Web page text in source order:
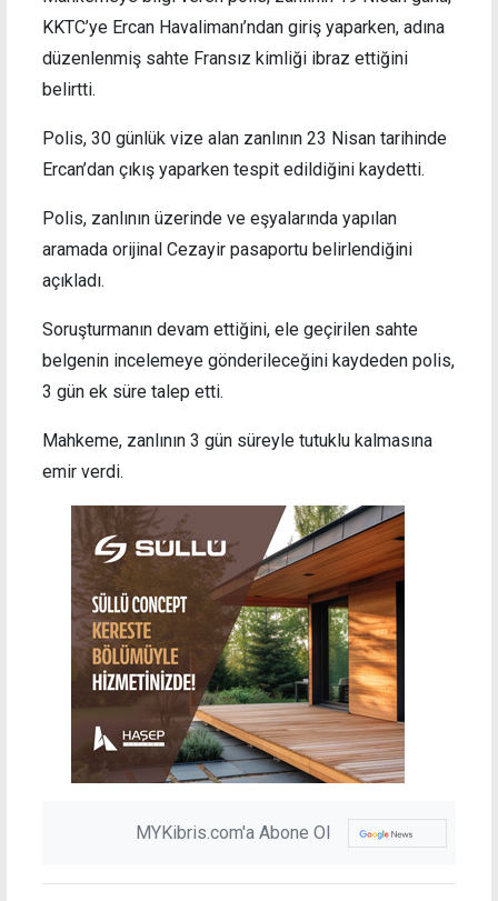
KKTC’ye Ercan Havalimanı’ndan giriş yaparken, adına
düzenlenmiş sahte Fransız kimliği ibraz ettiğini
belirtti.
Polis, 30 günlük vize alan zanlının 23 Nisan tarihinde
Ercan’dan çıkış yaparken tespit edildiğini kaydetti.
Polis, zanlının üzerinde ve eşyalarında yapılan
aramada orijinal Cezayir pasaportu belirlendiğini
açıkladı.
Soruşturmanın devam ettiğini, ele geçirilen sahte
belgenin incelemeye gönderileceğini kaydeden polis,
3 gün ek süre talep etti.
Mahkeme, zanlının 3 gün süreyle tutuklu kalmasına
emir verdi.
MYKibris.com'a Abone Ol